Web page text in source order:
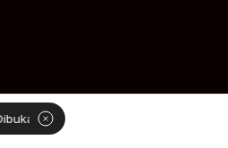
4 Beasiswa Gratis Kuliah